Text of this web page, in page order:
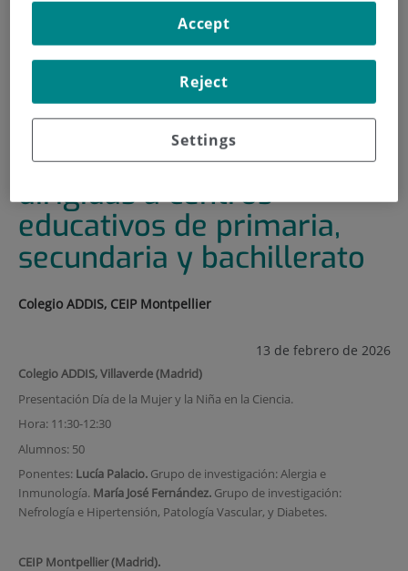
TRAINING AND EMPLOYMENT
|TRAINING PLAN
EDUCATIVOS DE PRIMARIA, SECUNDARIA Y
Charlas divulgativas
dirigidas a centros
educativos de primaria,
secundaria y bachillerato
Colegio ADDIS, CEIP Montpellier
13 de febrero de 2026
Colegio ADDIS, Villaverde (Madrid)
Presentación Día de la Mujer y la Niña en la Ciencia.
Hora: 11:30-12:30
Alumnos: 50
Ponentes: Lucía Palacio. Grupo de investigación: Alergia e
Inmunología. María José Fernández. Grupo de investigación:
Nefrología e Hipertensión, Patología Vascular, y Diabetes.
CEIP Montpellier (Madrid).
Settings
Reject
Accept